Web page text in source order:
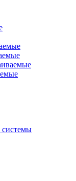
аксессуары
игровым
проекционного
доски
проекторов
системы